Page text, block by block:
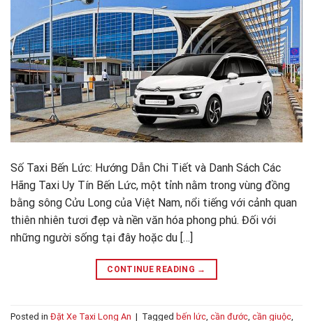
Số Taxi Bến Lức: Hướng Dẫn Chi Tiết và Danh Sách Các
Hãng Taxi Uy Tín Bến Lức, một tỉnh nằm trong vùng đồng
bằng sông Cửu Long của Việt Nam, nổi tiếng với cảnh quan
thiên nhiên tươi đẹp và nền văn hóa phong phú. Đối với
những người sống tại đây hoặc du […]
CONTINUE READING →
Posted in Đặt Xe Taxi Long An | Tagged bến lức, cần đước, cần giuộc,